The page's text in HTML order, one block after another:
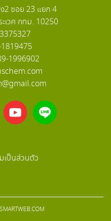
2 ซอย 23 แยก 4
เวศ กทม. 10250
1996902
เป็นส่วนตัว